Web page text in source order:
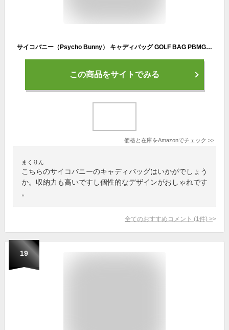
サイコバニー（Psycho Bunny） キャディバッグ GOLF BAG PBMG2SC5-WHT （ホワイト/ＦＦ/Men's）
この商品をサイトでみる
価格と在庫をAmazonでチェック >>
まくりん
こちらのサイコバニーのキャディバッグはいかがでしょう
か。収納力も高いですし個性的なデザインがおしゃれです
。
全てのおすすめコメント (1 件) >
19